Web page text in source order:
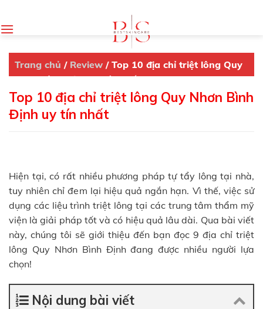
content
Trang chủ / Review / Top 10 địa chỉ triệt lông Quy
Nhơn Bình Định uy tín nhất
Top 10 địa chỉ triệt lông Quy Nhơn Bình
Định uy tín nhất
Hiện tại, có rất nhiều phương pháp tự tẩy lông tại nhà,
tuy nhiên chỉ đem lại hiệu quả ngắn hạn. Vì thế, việc sử
dụng các liệu trình triệt lông tại các trung tâm thẩm mỹ
viện là giải pháp tốt và có hiệu quả lâu dài. Qua bài viết
này, chúng tôi sẽ giới thiệu đến bạn đọc 9 địa chỉ triệt
lông Quy Nhơn Bình Định đang được nhiều người lựa
chọn!
Nội dung bài viết